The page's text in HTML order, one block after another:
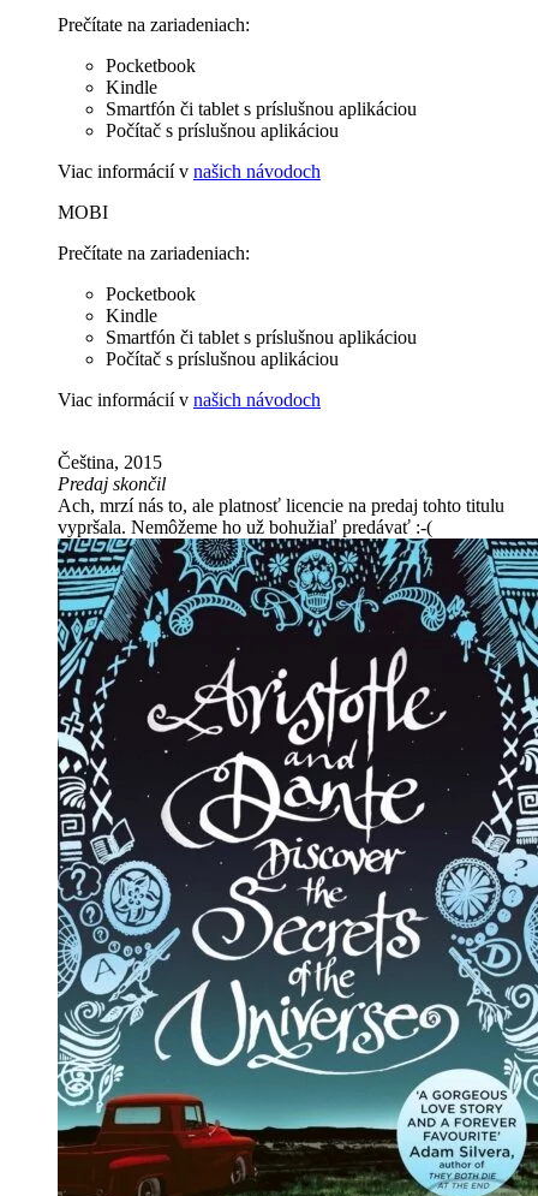
Prečítate na zariadeniach:
Pocketbook
Kindle
Smartfón či tablet s príslušnou aplikáciou
Počítač s príslušnou aplikáciou
Viac informácií v našich návodoch
MOBI
Prečítate na zariadeniach:
Pocketbook
Kindle
Smartfón či tablet s príslušnou aplikáciou
Počítač s príslušnou aplikáciou
Viac informácií v našich návodoch
Čeština, 2015
Predaj skončil
Ach, mrzí nás to, ale platnosť licencie na predaj tohto titulu
vypršala. Nemôžeme ho už bohužiaľ predávať :-(